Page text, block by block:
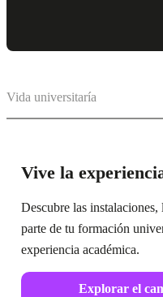
Vida universitaría
Vive la
Descubre las
parte de tu formación
experiencia académica.
Explorar el